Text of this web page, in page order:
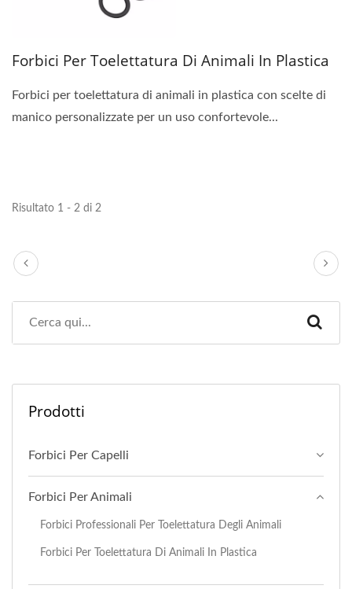
Forbici Per Toelettatura Di Animali In Plastica
Forbici per toelettatura di animali in plastica con scelte di
manico personalizzate per un uso confortevole...
Risultato 1 - 2 di 2
Prodotti
Forbici Per Capelli
Forbici Per Animali
Forbici Professionali Per Toelettatura Degli Animali
Forbici Per Toelettatura Di Animali In Plastica